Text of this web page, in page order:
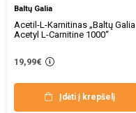
Baltų Galia
Acetil-L-Karnitinas „Baltų Galia
Acetyl L-Carnitine 1000“
19,99€
Įdėti į krepšelį